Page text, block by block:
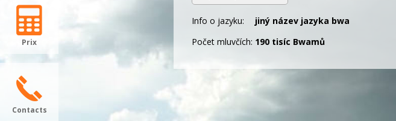
Prix
Contacts
Info o jazyku:
jiný název jazyka bwa
Počet mluvčích: 190 tisíc Bwamů